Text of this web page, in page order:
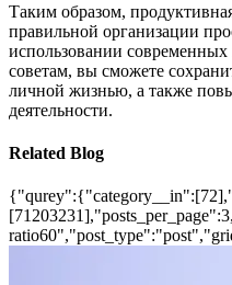
Таким образом,
правильной организации
использовании
советам, вы сможете
личной жизнью, а также
деятельности.
Related Blog